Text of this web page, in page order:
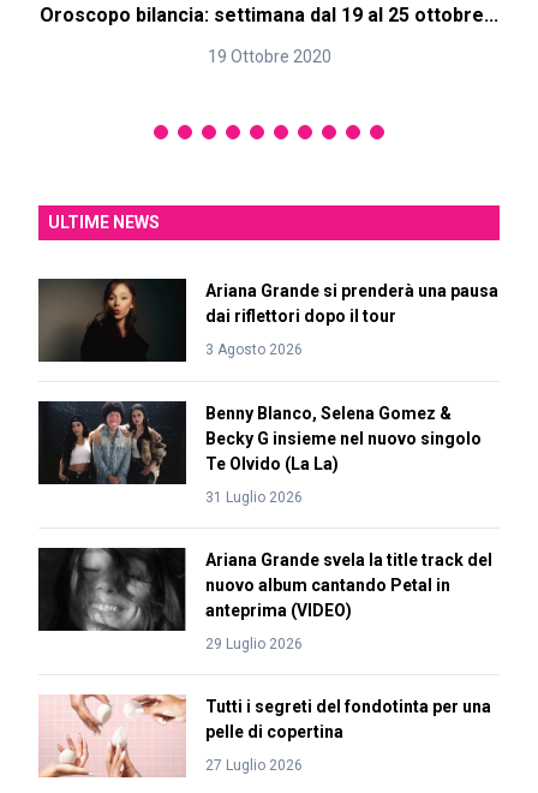
Oroscopo bilancia: settimana dal 19 al 25 ottobre...
19 Ottobre 2020
ULTIME NEWS
Ariana Grande si prenderà una pausa
dai riflettori dopo il tour
3 Agosto 2026
Benny Blanco, Selena Gomez &
Becky G insieme nel nuovo singolo
Te Olvido (La La)
31 Luglio 2026
Ariana Grande svela la title track del
nuovo album cantando Petal in
anteprima (VIDEO)
29 Luglio 2026
Tutti i segreti del fondotinta per una
pelle di copertina
27 Luglio 2026